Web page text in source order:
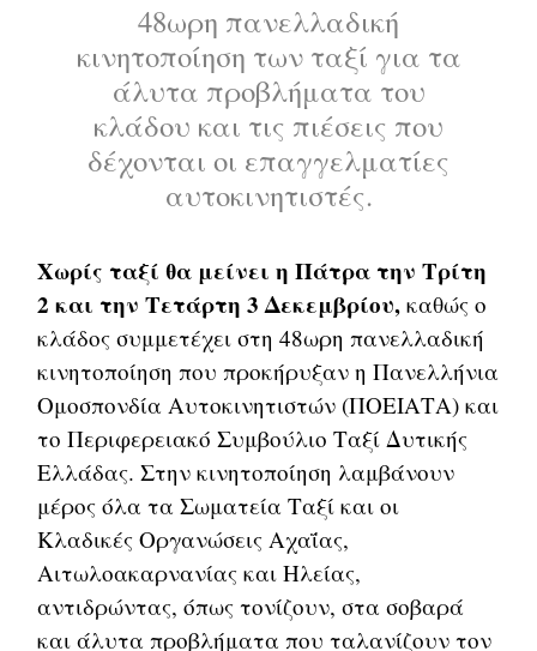
48ωρη πανελλαδική
κινητοποίηση των ταξί για τα
άλυτα προβλήματα του
κλάδου και τις πιέσεις που
δέχονται οι επαγγελματίες
αυτοκινητιστές.
Χωρίς ταξί θα μείνει η Πάτρα την Τρίτη
2 και την Τετάρτη 3 Δεκεμβρίου,καθώς ο
κλάδος συμμετέχει στη 48ωρη πανελλαδική
κινητοποίηση που προκήρυξαν η Πανελλήνια
Ομοσπονδία Αυτοκινητιστών (ΠΟΕΙΑΤΑ) και
το Περιφερειακό Συμβούλιο Ταξί Δυτικής
Ελλάδας. Στην κινητοποίηση λαμβάνουν
μέρος όλα τα Σωματεία Ταξί και οι
Κλαδικές Οργανώσεις Αχαΐας,
Αιτωλοακαρνανίας και Ηλείας,
αντιδρώντας, όπως τονίζουν, στα σοβαρά
και άλυτα προβλήματα που ταλανίζουν τον